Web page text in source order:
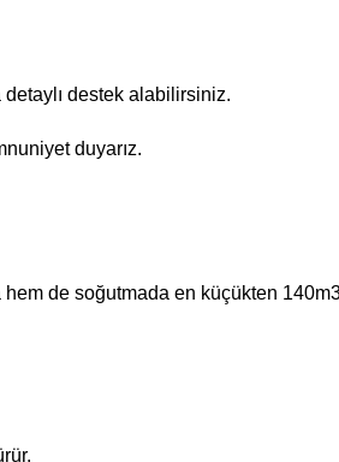
destek alabilirsiniz.
duyarız.
de soğutmada en küçükten